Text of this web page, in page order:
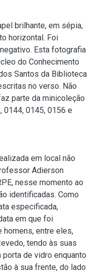
brilhante, em sépia,
horizontal. Foi
Esta fotografia
do Conhecimento
Santos da Biblioteca
no verso. Não
parte da minicoleção
0145, 0156 e
em local não
Adierson
nesse momento ao
identificadas. Como
especificada,
em que foi
homens, entre eles,
tendo às suas
de vidro enquanto
à sua frente, do lado